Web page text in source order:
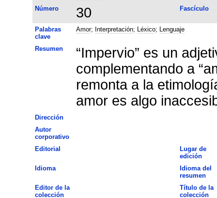
Número 30 Fascículo
Palabras
clave
Amor; Interpretación; Léxico; Lenguaje
Resumen
“Impervio” es un
complementando a
remonta a la
amor es algo
Dirección
Autor
corporativo
Editorial
Lugar de
edición
Idioma
Idioma del
resumen
Editor de la
colección
Título de la
colección